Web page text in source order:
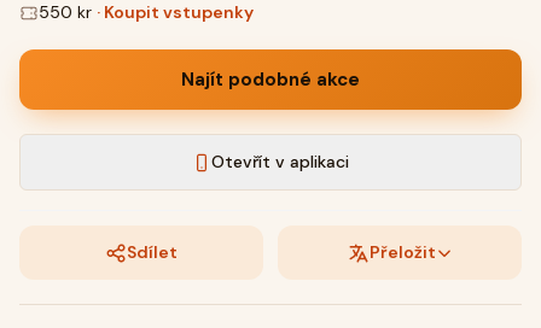
550 kr · Koupit vstupenky
Najít podobné akce
Otevřít v aplikaci
Sdílet Přeložit